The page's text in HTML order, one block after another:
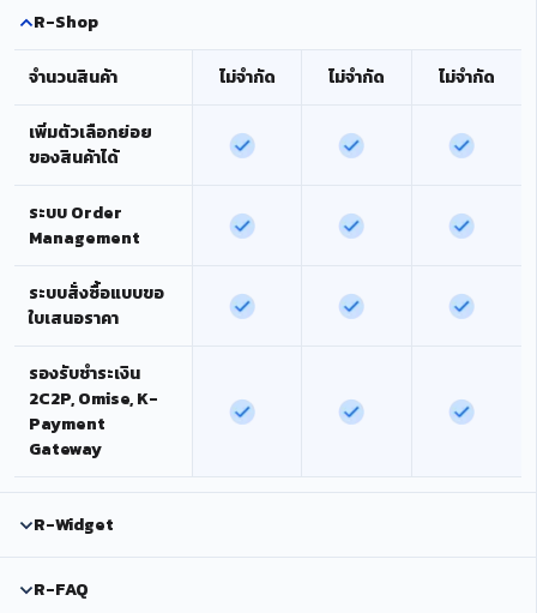
R-Shop
จำนวนสินค้า ไม่จำกัด ไม่จำกัด ไม่จำกัด
เพิ่มตัวเลือกย่อย
ของสินค้าได้
ระบบ Order
Management
ระบบสั่งซื้อแบบขอ
ใบเสนอราคา
รองรับชำระเงิน
2C2P, Omise, K-
Payment
Gateway
R-Widget
R-FAQ